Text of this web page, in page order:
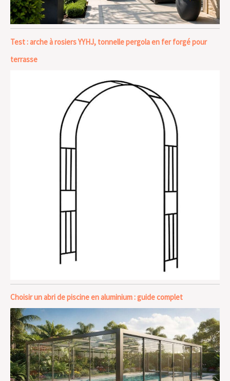
Test : arche à rosiers YYHJ, tonnelle pergola en fer forgé pour
terrasse
Choisir un abri de piscine en aluminium : guide complet